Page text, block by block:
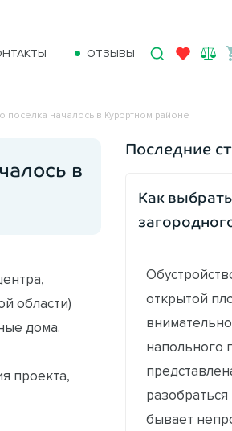
ОТЗЫВЫ
поселка началось в Курортном районе
в
области)
дома.
проекта,
Последние
Как
открытой
напольного
бывает